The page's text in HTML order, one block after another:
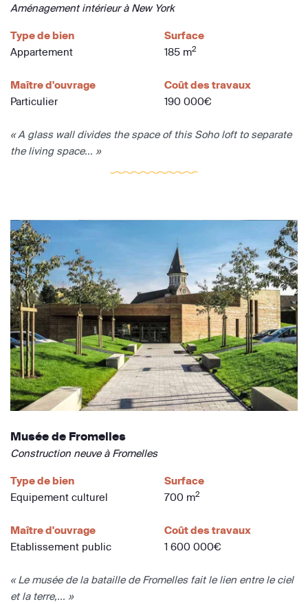
Aménagement intérieur à New York
Type de bien
Appartement
Surface
185 m2
Maître d'ouvrage
Particulier
Coût des travaux
190 000€
« A glass wall divides the space of this Soho loft to separate
the living space... »
Musée de Fromelles
Construction neuve à Fromelles
Type de bien
Equipement culturel
Surface
700 m2
Maître d'ouvrage
Etablissement public
Coût des travaux
1 600 000€
« Le musée de la bataille de Fromelles fait le lien entre le ciel
et la terre,... »